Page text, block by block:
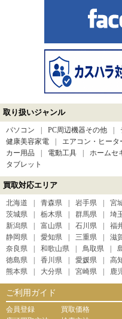
取り扱いジャンル
パソコン PC周辺機器その他
健康美容家電
エアコン・ヒータ
カー用品
電動工具 ホームセ
タブレット
買取対応エリア
北海道 青森県 岩手県 宮
茨城県
栃木県 群馬県 埼
新潟県
富山県 石川県 福
静岡県
愛知県 三重県 滋
奈良県
和歌山県 鳥取県
徳島県
香川県 愛媛県 高
熊本県
大分県 宮崎県 鹿
ご利用ガイド
会員登録
買取価格